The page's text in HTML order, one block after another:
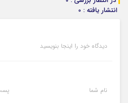
انتشار یافته : 0
دیدگاه خود را اینجا بنویسید
نام شما